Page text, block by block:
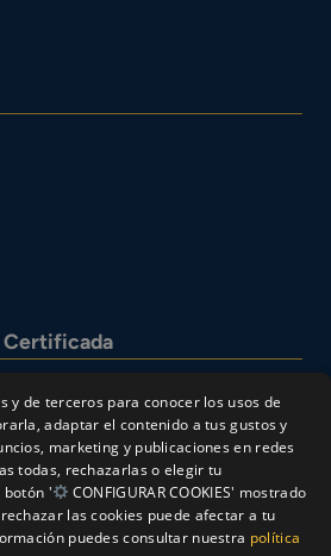
y de terceros para conocer los usos de
adaptar el contenido a tus gustos y
marketing y publicaciones en redes
todas, rechazarlas o elegir tu
botón '
CONFIGURAR COOKIES' mostrado
las cookies puede afectar a tu
puedes consultar nuestra política